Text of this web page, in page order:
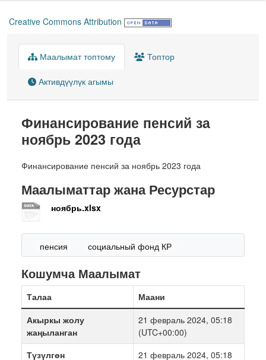
Creative Commons Attribution
Маалымат топтому Топтор
Активдүүлүк агымы
Финансирование пенсий за
ноябрь 2023 года
Финансирование пенсий за ноябрь 2023 года
Маалыматтар жана Ресурстар
ноябрь.xlsx
пенсия социальный фонд КР
Кошумча Маалымат
Талаа
Маани
Акыркы жолу
жаңыланган
21 февраль 2024, 05:18
(UTC+00:00)
Түзүлгөн
21 февраль 2024, 05:18